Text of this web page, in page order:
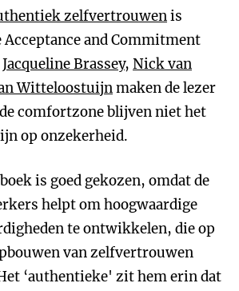
zelfvertrouwenis
Acceptance and Commitment
Jacqueline Brassey, Nick van
Witteloostuijnmaken de lezer
comfortzone blijven niet het
op onzekerheid.
is goed gekozen, omdat de
helpt om hoogwaardige
te ontwikkelen, die op
van zelfvertrouwen
‘authentieke' zit hem erin dat